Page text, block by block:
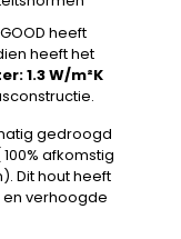
heeft
heeft het
1.3 W/m²K
gedroogd
afkomstig
Dit hout heeft
verhoogde